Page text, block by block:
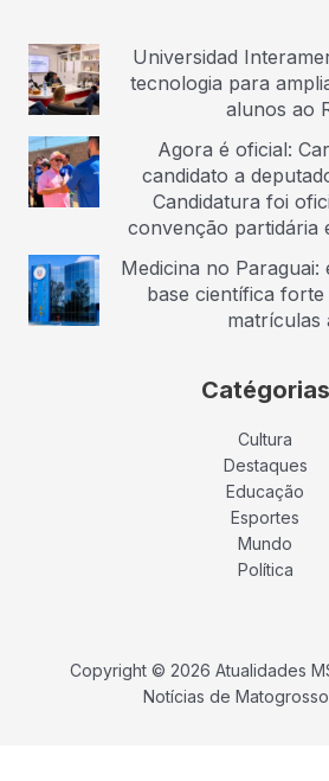
Universidad
tecnologia para
alunos ao
Agora é oficial:
candidato a
Candidatura foi
convenção partidária
Medicina no Paraguai:
base científica
matrículas
Catégorias
Cultura
Destaques
Educação
Esportes
Mundo
Política
Copyright © 2026 Atualidades
Notícias de